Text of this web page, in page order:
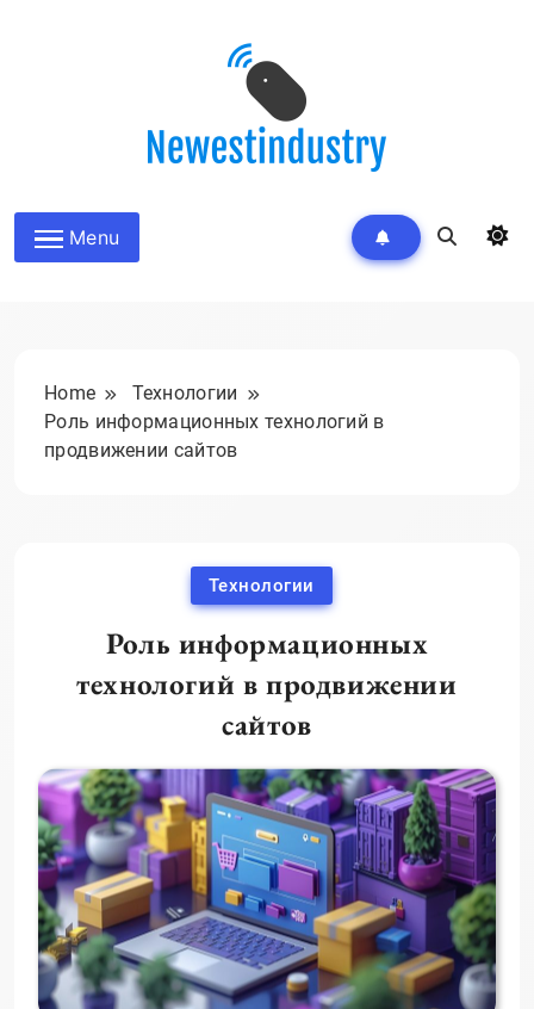
Menu
Home
Технологии
Роль информационных технологий в
продвижении сайтов
Технологии
Роль информационных
технологий в продвижении
сайтов